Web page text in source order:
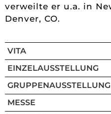
verweilte er u.a. in
Denver, CO.
VITA
EINZELAUSSTELLUNG
GRUPPENAUSSTELLUNG
MESSE